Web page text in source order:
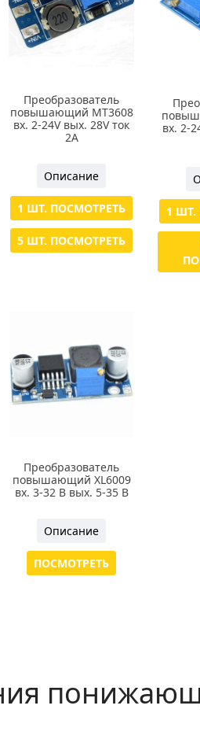
Преобразователь
повышающий МТ3608
вх. 2-24V вых. 28V ток
2А
Описание
1 ШТ. ПОСМОТРЕТЬ
5 ШТ. ПОСМОТРЕТЬ
вх. 2-
1 ШТ.
Преобразователь
повышающий XL6009
вх. 3-32 В вых. 5-35 В
Описание
ПОСМОТРЕТЬ